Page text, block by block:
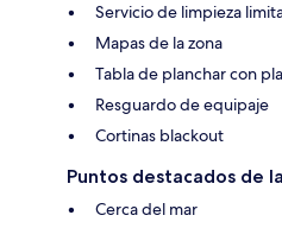
Servicio de limpieza
Mapas de la zona
Tabla de planchar con
Resguardo de equipaje
Cortinas blackout
Puntos destacados de
Cerca del mar